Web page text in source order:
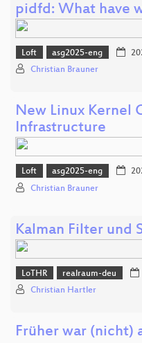
pidfd: What have
Loft asg2025-eng
Christian Brauner
New Linux Kernel
Infrastructure
Loft asg2025-eng
Christian Brauner
Kalman Filter und
LoTHR realraum-deu
Christian Hartler
Früher war (nicht)